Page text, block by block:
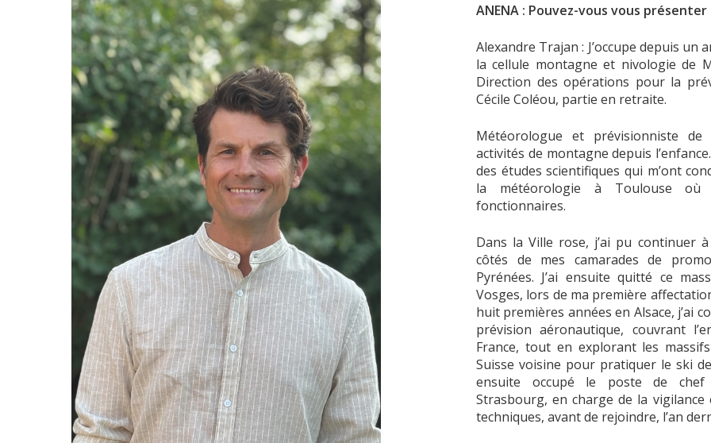
ANENA : Pouvez-vous vous
Alexandre Trajan : J’occupe depuis un
la cellule montagne et nivologie de
Direction des opérations pour la
Cécile Coléou, partie en retraite.
Météorologue et prévisionniste
activités de montagne depuis
des études scientifiques qui m’ont
la météorologie à Toulouse où
fonctionnaires.
Dans la Ville rose, j’ai pu continuer
côtés de mes camarades de
Pyrénées. J’ai ensuite quitté ce
Vosges, lors de ma première
huit premières années en Alsace, j’ai
prévision aéronautique, couvrant
France, tout en explorant les
Suisse voisine pour pratiquer le ski
ensuite occupé le poste de chef
Strasbourg, en charge de la vigilance
techniques, avant de rejoindre, l’an